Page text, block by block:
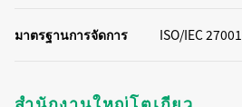
มาตรฐานการจัดการ ISO/IEC 27001